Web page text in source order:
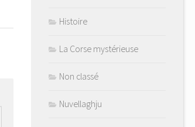
Histoire
La Corse mystérieuse
Non classé
Nuvellaghju